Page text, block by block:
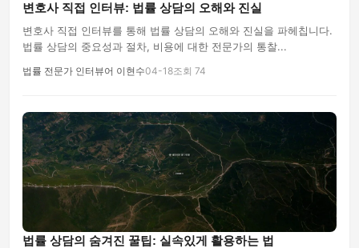
변호사 직접 인터뷰: 법률 상담의 오해와 진실
변호사 직접 인터뷰를 통해 법률 상담의 오해와 진실을 파헤칩니다.
법률 상담의 중요성과 절차, 비용에 대한 전문가의 통찰...
법률 전문가 인터뷰어 이현수04-18조회 74
법률 상담의 숨겨진 꿀팁: 실속있게 활용하는 법